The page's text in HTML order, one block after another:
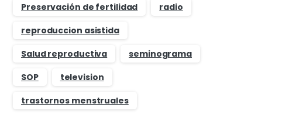
Preservación de fertilidad
radio
reproduccion asistida
Salud reproductiva
seminograma
SOP
television
trastornos menstruales